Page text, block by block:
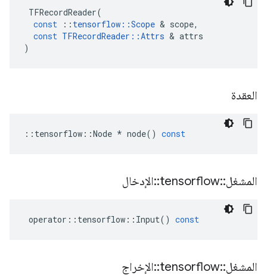
TFRecordReader(
const
:: tensorflow ::Scope & scope,
const TFRecordReader ::Attrs & attrs
)
العقدة
:: tensorflow ::Node * node() const
المشغل::
tensorflow
::الإدخال
operator :: tensorflow :: Input() const
المشغل::
tensorflow
::الإخراج